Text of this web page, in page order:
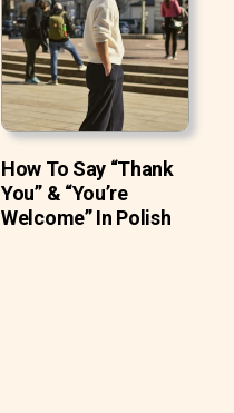
How To Say “Thank
You” & “You’re
Welcome” In Polish